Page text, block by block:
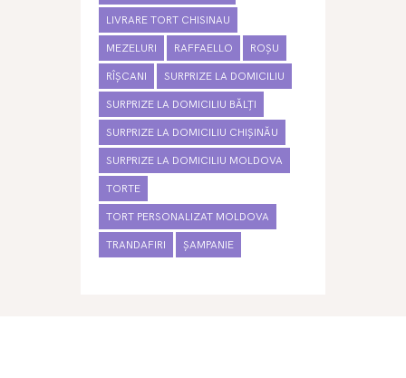
LIVRARE TORT CHISINAU
MEZELURI RAFFAELLO ROȘU
RÎȘCANI SURPRIZE LA DOMICILIU
SURPRIZE LA DOMICILIU BĂLȚI
SURPRIZE LA DOMICILIU CHIȘINĂU
SURPRIZE LA DOMICILIU MOLDOVA
TORTE
TORT PERSONALIZAT MOLDOVA
TRANDAFIRI ȘAMPANIE